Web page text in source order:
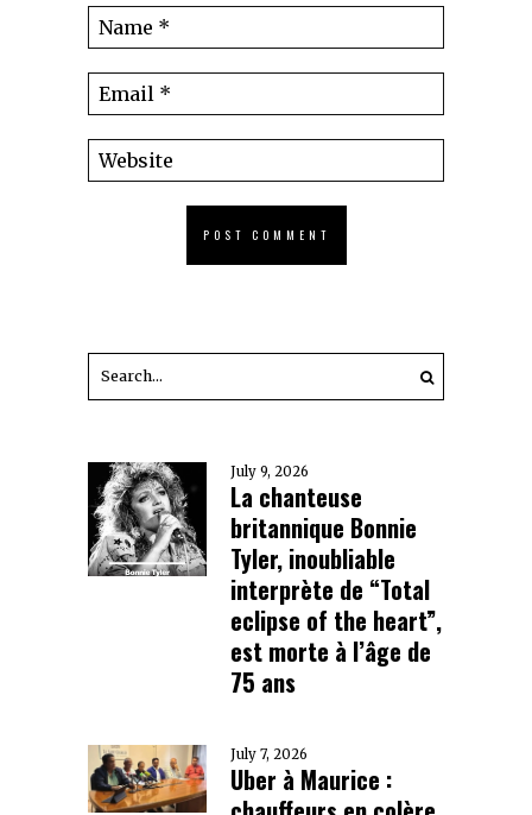
July 9, 2026
La chanteuse
britannique Bonnie
Tyler, inoubliable
interprète de “Total
eclipse of the heart”,
est morte à l’âge de
75 ans
July 7, 2026
Uber à Maurice :